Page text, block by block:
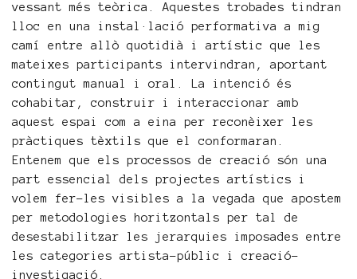
vessant més teòrica. Aquestes trobades tindran
lloc en una instal·lació performativa a mig
camí entre allò quotidià i artístic que les
mateixes participants intervindran, aportant
contingut manual i oral. La intenció és
cohabitar, construir i interaccionar amb
aquest espai com a eina per reconèixer les
pràctiques tèxtils que el conformaran.
Entenem que els processos de creació són una
part essencial dels projectes artístics i
volem fer-les visibles a la vegada que apostem
per metodologies horitzontals per tal de
desestabilitzar les jerarquies imposades entre
les categories artista-públic i creació-
investigació.